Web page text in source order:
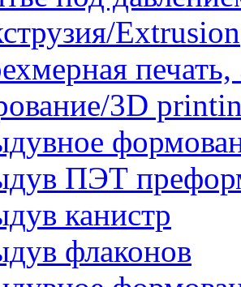
Extrusion
3D
ПЭТ
канистр
флаконов